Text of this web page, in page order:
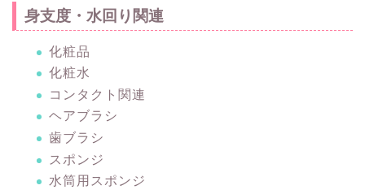
身支度・水回り関連
化粧品
化粧水
コンタクト関連
ヘアブラシ
歯ブラシ
スポンジ
水筒用スポンジ